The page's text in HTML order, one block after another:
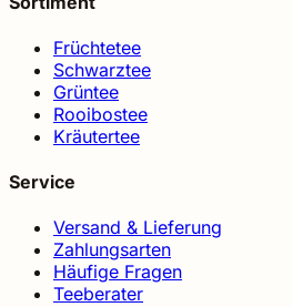
Früchtetee
Schwarztee
Grüntee
Rooibostee
Kräutertee
Service
Versand & Lieferung
Zahlungsarten
Häufige Fragen
Teeberater